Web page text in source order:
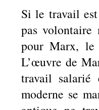
Si le travail
pas volontaire
pour Marx, le
L’œuvre de
travail salarié
moderne se